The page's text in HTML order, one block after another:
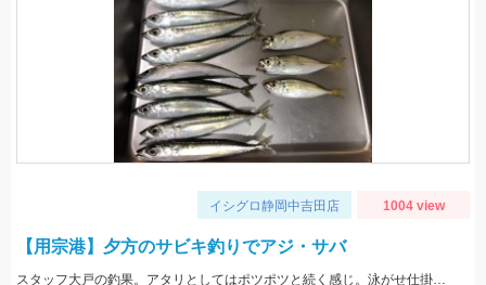
イシグロ静岡中吉田店 1004 view
【用宗港】夕方のサビキ釣りでアジ・サバ
スタッフ大戸の釣果。アタリとしてはポツポツと続く感じ。泳がせ仕掛で青物も狙えるかも。